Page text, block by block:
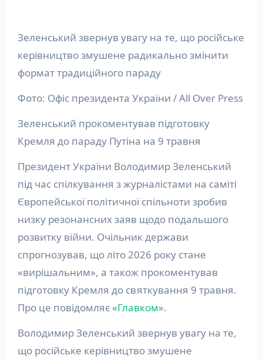
Зеленський звернув увагу на те, що російське
керівництво змушене радикально змінити
формат традиційного параду
Фото: Офіс президента України / All Over Press
Зеленський прокоментував підготовку
Кремля до параду Путіна на 9 травня
Президент України Володимир Зеленський
під час спілкування з журналістами на саміті
Європейської політичної спільноти зробив
низку резонансних заяв щодо подальшого
розвитку війни. Очільник держави
спрогнозував, що літо 2026 року стане
«вирішальним», а також прокоментував
підготовку Кремля до святкування 9 травня.
Про це повідомляє «Главком».
Володимир Зеленський звернув увагу на те,
що російське керівництво змушене